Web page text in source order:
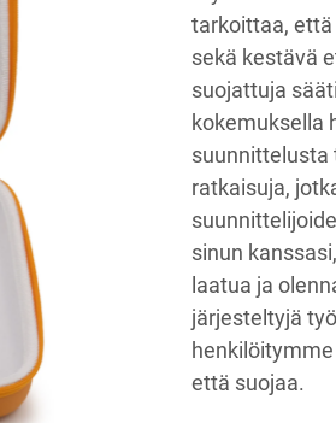
tarkoittaa, että
sekä kestävä
suojattuja
kokemuksella
suunnittelusta
ratkaisuja,
sinun
laatua ja
järjesteltyjä
että suojaa.